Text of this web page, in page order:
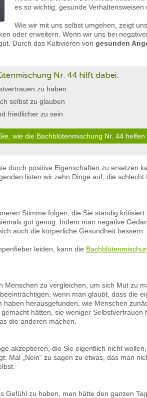
es so wichtig, gesunde
Wie wir mit uns selbst umgehen, zeigt
oder erweitern. Wenn wir uns bei
Durch das Kultivieren von gesunden
Nr. 44 hilft dabei:
zu haben
selbst zu glauben
friedlicher zu sein
wie die Bachblütenmischung Nr. 44 helfen
durch positive Eigenschaften zu ersetzen
listen wir zehn Dinge auf, die
Stimme folgen, die Sie ständig
gut genug. Indem man negative
auch die körperliche Gesundheit bessern.
leiden, kann die
Menschen zu vergleichen, um sich Mut zu
wenn man glaubt, dass die
herausgefunden, wie Menschen
hätten, sie weniger
die anderen machen.
akzeptieren, die Sie eigentlich nicht
Mal „Nein“ zu sagen zu etwas, das man
Gefühl zu haben, man hätte den ganzen